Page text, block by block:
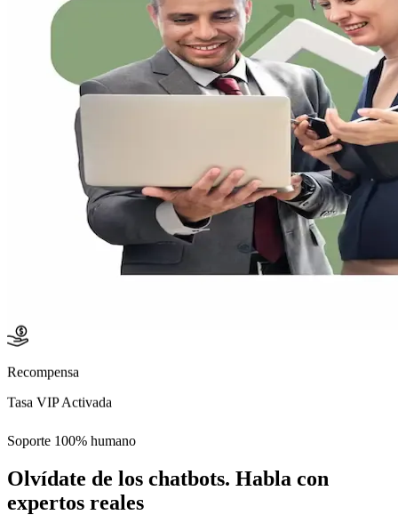
Recompensa
Tasa VIP Activada
Soporte 100% humano
Olvídate de los chatbots. Habla con
expertos reales